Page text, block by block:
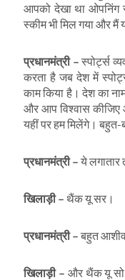
आपको देखा था ओपनिंग
स्कीम भी मिल गया और मैं
प्रधानमंत्री – स्पोर्ट्स
करता है जब देश में
काम किया है। देश का
और आप विश्वास कीजिए
यहीं पर हम मिलेंगे।
प्रधानमंत्री – ये लगातार
खिलाड़ी – थैंक यू सर।
प्रधानमंत्री – बहुत
खिलाड़ी – और थैंक यू सो